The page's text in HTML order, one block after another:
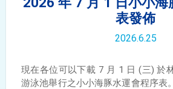
表發佈
2026.6.25
現在各位可以下載 7 月 1 日 (三) 於
游泳池舉行之小小海豚水運會程序表